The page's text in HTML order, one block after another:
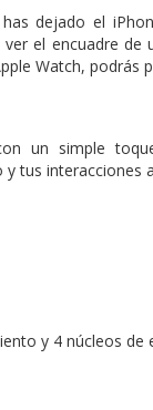
dejado el
ver el encuadre
Watch, podrás
un simple
tus interacciones
y 4 núcleos de